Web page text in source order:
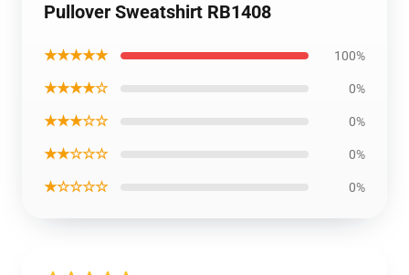
Pullover Sweatshirt RB1408
★★★★★ 100%
★★★★☆ 0%
★★★☆☆ 0%
★★☆☆☆ 0%
★☆☆☆☆ 0%